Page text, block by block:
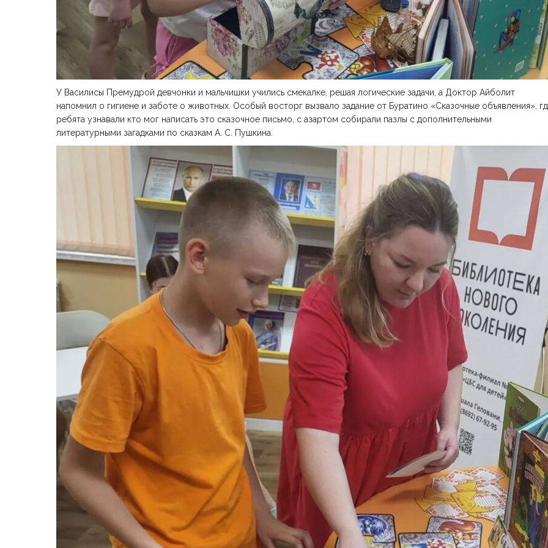
У Василисы Премудрой девчонки и мальчишки учились смекалке, решая логические задачи, а Доктор Айболит
напомнил о гигиене и заботе о животных. Особый восторг вызвало задание от Буратино «Сказочные объявления»,
ребята узнавали кто мог написать это сказочное письмо, с азартом собирали пазлы с дополнительными
литературными загадками по сказкам А. С. Пушкина.